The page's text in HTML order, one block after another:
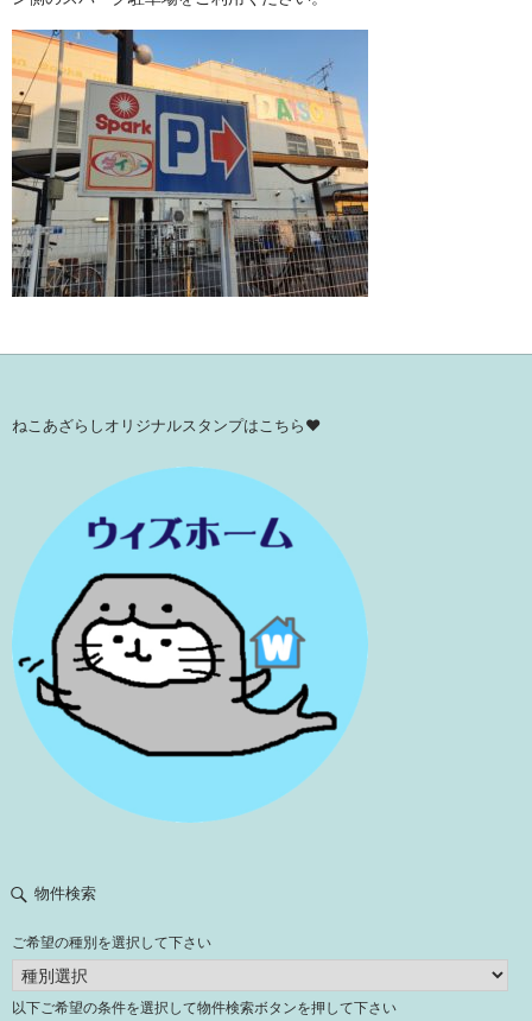
ねこあざらしオリジナルスタンプはこちら♥
物件検索
ご希望の種別を選択して下さい
以下ご希望の条件を選択して物件検索ボタンを押して下さい